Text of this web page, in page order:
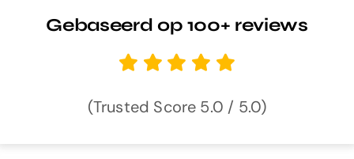
Gebaseerd op 100+ reviews
(Trusted Score 5.0 / 5.0)